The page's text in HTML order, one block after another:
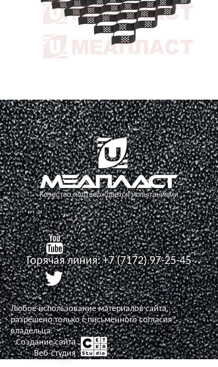
Горячая линия:+7 (7172) 97-25-45
Любое использование материалов сайта,
разрешено только с письменного согласия
владельца.
Создание сайта
Веб-студия
Задать вопрос